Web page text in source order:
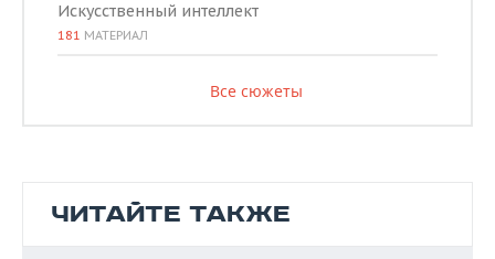
Искусственный интеллект
181 МАТЕРИАЛ
Все сюжеты
ЧИТАЙТЕ ТАКЖЕ